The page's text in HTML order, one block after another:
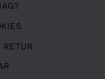
RETUR